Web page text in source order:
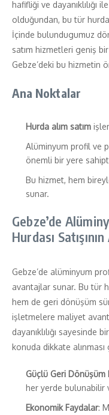
hafifliği ve dayanıklılığı
olduğundan, bu tür
İçinde bulundugumuz
satım hizmetleri geniş
Gebze’deki bu hizmetin
Ana Noktalar
Hurda alım satım
Alüminyum profil ve
önemli bir yere
Bu hizmet, hem
sunar.
Gebze’de
Hurdası
Gebze’de alüminyum
avantajlar sunar. Bu tür
hem de geri dönüşüm
işletmelere maliyet
dayanıklılığı sayesinde
konuda dikkate
Güçlü Geri Dönüşüm
her yerde bulunabilir
Ekonomik Faydalar: